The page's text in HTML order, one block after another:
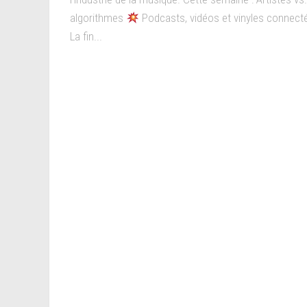
algorithmes
Podcasts, vidéos et vinyles
La fin...